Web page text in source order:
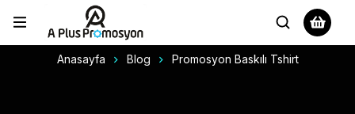
Anasayfa Blog Promosyon Baskılı Tshirt